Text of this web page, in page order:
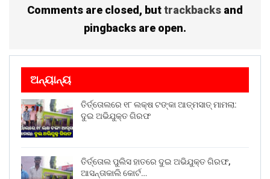
Comments are closed, buttrackbacks and
pingbacks are open.
ଅନ୍ୟାନ୍ୟ
ତିର୍ତ୍ତୋଲରେ ୧୮ ଲକ୍ଷ ଟଙ୍କା ଆତ୍ମସାତ୍ ମାମଲା:
ଦୁଇ ଅଭିଯୁକ୍ତ ଗିରଫ
ତିର୍ତ୍ତୋଲ ପୁଲିସ ହାତରେ ଦୁଇ ଅଭିଯୁକ୍ତ ଗିରଫ,
ଆସନ୍ତାକାଲି କୋର୍ଟ…